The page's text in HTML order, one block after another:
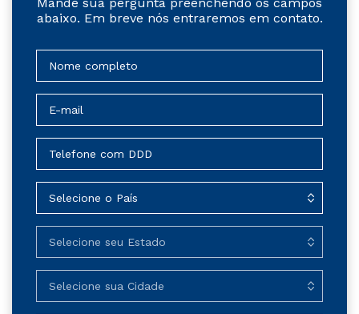
abaixo. Em breve nós entraremos em contato.